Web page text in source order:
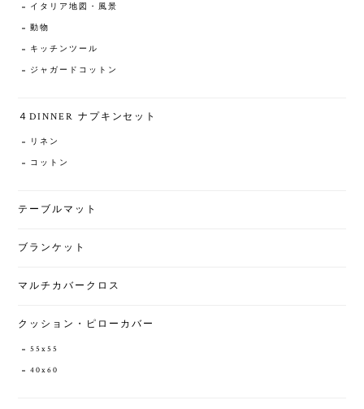
イタリア地図・風景
動物
キッチンツール
ジャガードコットン
４DINNER ナプキンセット
リネン
コットン
テーブルマット
ブランケット
マルチカバークロス
クッション・ピローカバー
55x55
40x60